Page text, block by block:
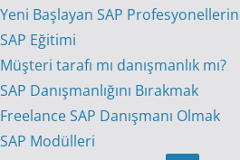
Yeni Başlayan SAP
SAP Eğitimi
Müşteri tarafı mı danışmanlık mı?
SAP Danışmanlığını Bırakmak
Freelance SAP Danışmanı Olmak
SAP Modülleri